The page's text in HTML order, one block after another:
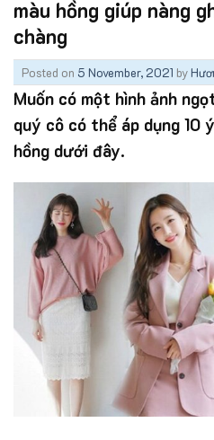
màu hồng giúp nàng
chàng
Posted on 5 November, 2021 by
Muốn có một hình ảnh
quý cô có thể áp dụng 10
hồng dưới đây.